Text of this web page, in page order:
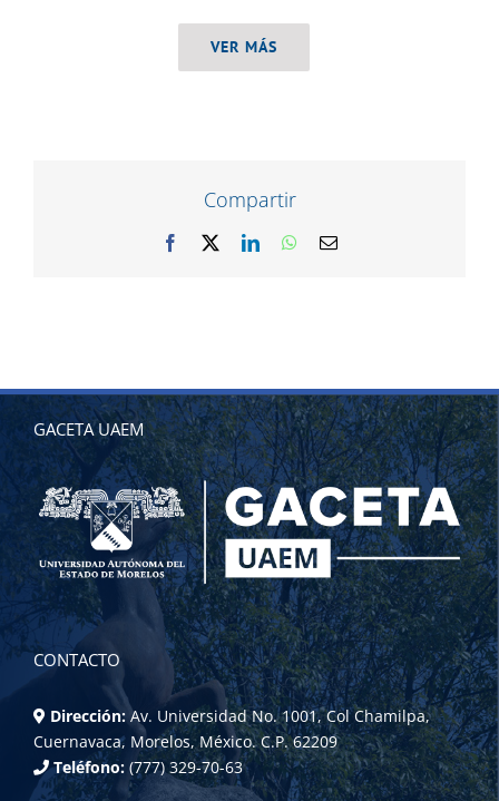
VER MÁS
Compartir
Facebook LinkedInWhatsApp
Correo
GACETA UAEM
CONTACTO
Dirección: Av. Universidad No. 1001, Col Chamilpa,
Cuernavaca, Morelos, México. C.P. 62209
Teléfono: (777) 329-70-63